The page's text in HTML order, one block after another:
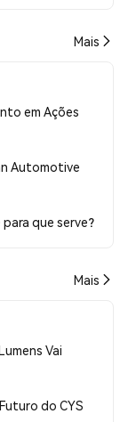
Mais
em Ações
Automotive
que serve?
Mais
Vai
do CYS